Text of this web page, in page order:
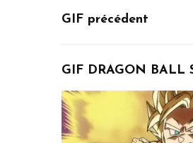
GIF précédent
GIF DRAGON BALL